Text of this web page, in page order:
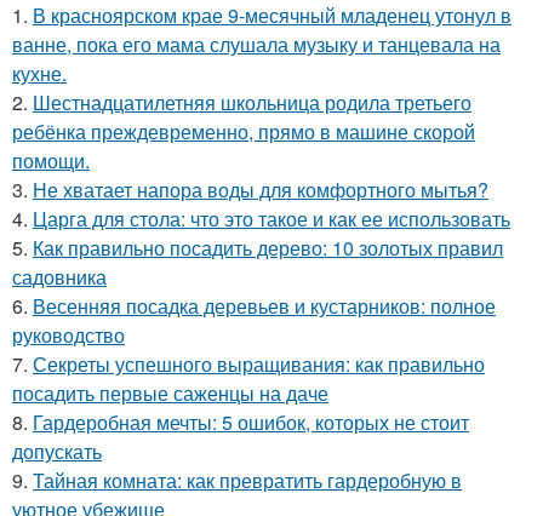
1. В красноярском крае 9-месячный младенец утонул в
ванне, пока его мама слушала музыку и танцевала на
кухне.
2. Шестнадцатилетняя школьница родила третьего
ребёнка преждевременно, прямо в машине скорой
помощи.
3. Не хватает напора воды для комфортного мытья?
4. Царга для стола: что это такое и как ее использовать
5. Как правильно посадить дерево: 10 золотых правил
садовника
6. Весенняя посадка деревьев и кустарников: полное
руководство
7. Секреты успешного выращивания: как правильно
посадить первые саженцы на даче
8. Гардеробная мечты: 5 ошибок, которых не стоит
допускать
9. Тайная комната: как превратить гардеробную в
уютное убежище